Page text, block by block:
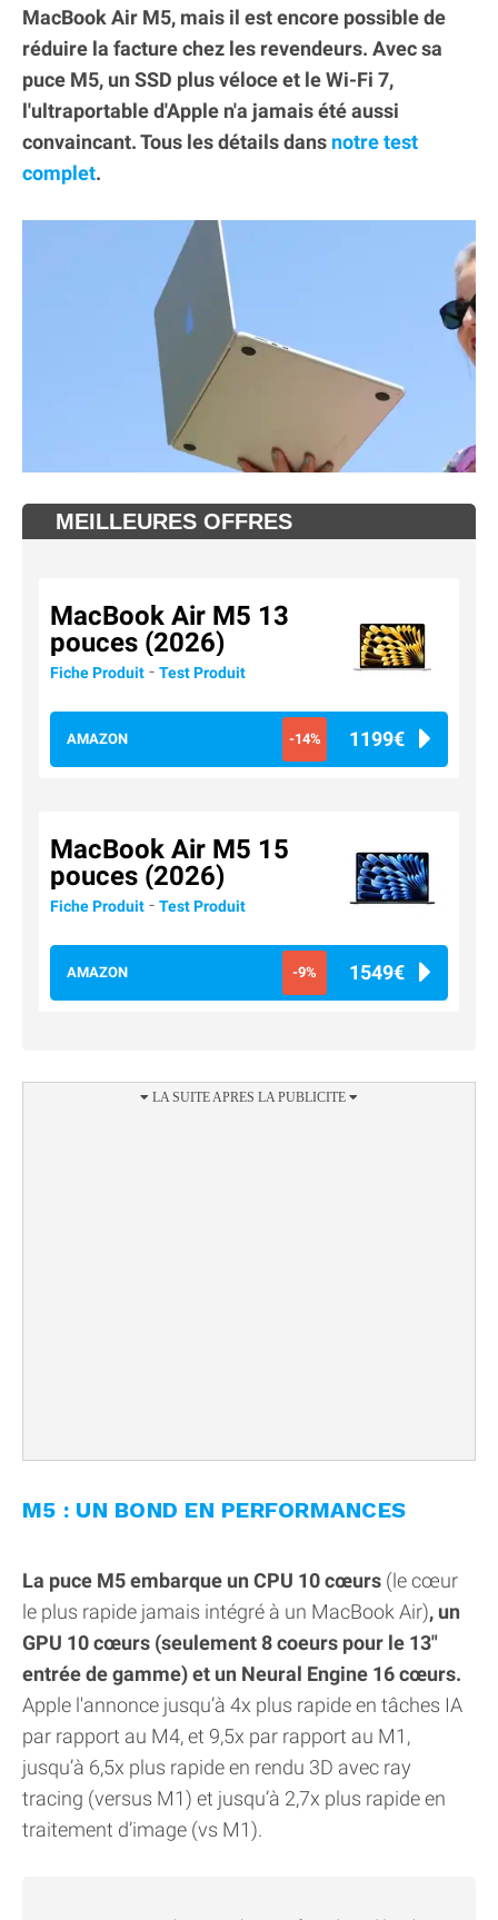
MacBook Air M5, mais il est encore possible de
réduire la facture chez les revendeurs. Avec sa
puce M5, un SSD plus véloce et le Wi-Fi 7,
l'ultraportable d'Apple n'a jamais été aussi
convaincant. Tous les détails dans notre test
complet.
MEILLEURES OFFRES
MacBook Air M5 13
pouces (2026)
Fiche Produit - Test Produit
AMAZON -14% 1199€
MacBook Air M5 15
pouces (2026)
Fiche Produit - Test Produit
AMAZON -9% 1549€
M5 : UN BOND EN PERFORMANCES
La puce M5 embarque un CPU 10 cœurs (le cœur
le plus rapide jamais intégré à un MacBook Air), un
GPU 10 cœurs (seulement 8 coeurs pour le 13"
entrée de gamme) et un Neural Engine 16 cœurs.
Apple l'annonce jusqu’à 4x plus rapide en tâches IA
par rapport au M4, et 9,5x par rapport au M1,
jusqu’à 6,5x plus rapide en rendu 3D avec ray
tracing (versus M1) et jusqu’à 2,7x plus rapide en
traitement d’image (vs M1).